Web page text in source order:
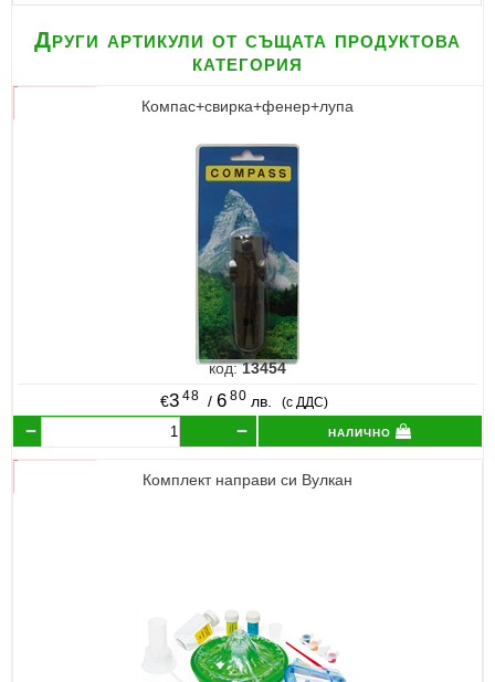
Други артикули от същата продуктова
категория
Компас+свирка+фенер+лупа
код:13454
€3 48 /6 80 лв. (с ДДС)
налично
Комплект направи си Вулкан